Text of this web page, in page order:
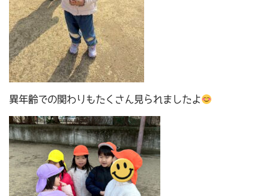
異年齢での関わりもたくさん見られましたよ